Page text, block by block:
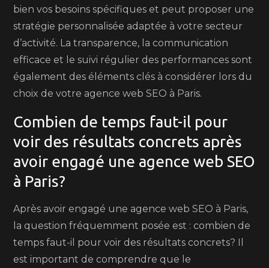
bien vos besoins spécifiques et peut proposer une
stratégie personnalisée adaptée à votre secteur
d’activité. La transparence, la communication
efficace et le suivi régulier des performances sont
également des éléments clés à considérer lors du
choix de votre agence web SEO à Paris.
Combien de temps faut-il pour
voir des résultats concrets après
avoir engagé une agence web SEO
à Paris?
Après avoir engagé une agence web SEO à Paris,
la question fréquemment posée est : combien de
temps faut-il pour voir des résultats concrets? Il
est important de comprendre que le